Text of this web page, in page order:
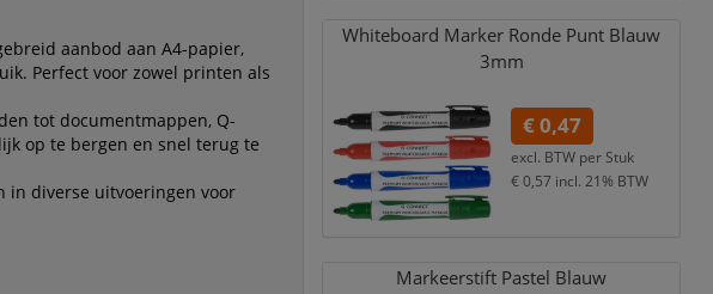
aanbod aan A4-papier,
Perfect voor zowel printen als
tot documentmappen, Q-
op te bergen en snel terug te
in diverse uitvoeringen voor
Whiteboard Marker Ronde Punt Blauw
3mm
€ 0,47
excl. BTW per Stuk
€ 0,57 incl. 21% BTW
Markeerstift Pastel Blauw